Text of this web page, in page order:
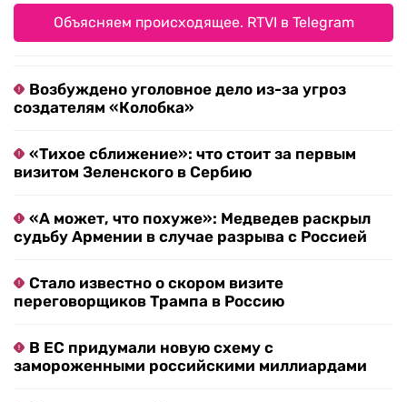
Объясняем происходящее. RTVI в Telegram
Возбуждено уголовное дело из-за угроз
создателям «Колобка»
«Тихое сближение»: что стоит за первым
визитом Зеленского в Сербию
«А может, что похуже»: Медведев раскрыл
судьбу Армении в случае разрыва с Россией
Стало известно о скором визите
переговорщиков Трампа в Россию
В ЕС придумали новую схему с
замороженными российскими миллиардами